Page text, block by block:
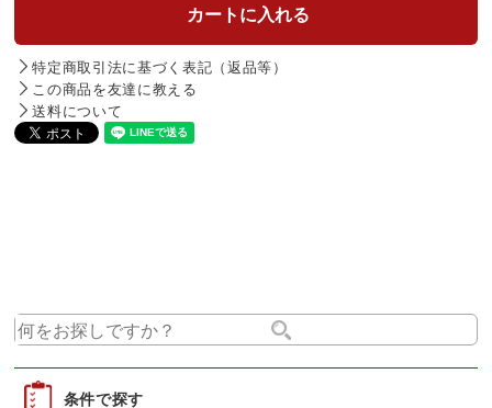
特定商取引法に基づく表記（返品等）
この商品を友達に教える
送料について
条件で探す